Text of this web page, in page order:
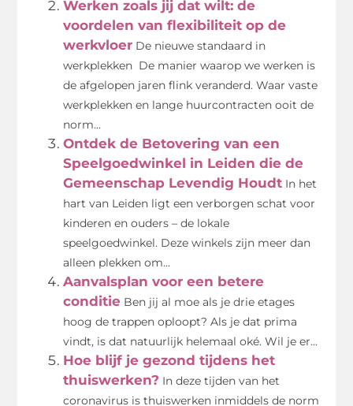
Werken zoals jij dat wilt: de
voordelen van flexibiliteit op de
werkvloer De nieuwe standaard in
werkplekken De manier waarop we werken is
de afgelopen jaren flink veranderd. Waar vaste
werkplekken en lange huurcontracten ooit de
norm...
Ontdek de Betovering van een
Speelgoedwinkel in Leiden die de
Gemeenschap Levendig Houdt In het
hart van Leiden ligt een verborgen schat voor
kinderen en ouders – de lokale
speelgoedwinkel. Deze winkels zijn meer dan
alleen plekken om...
Aanvalsplan voor een betere
conditie Ben jij al moe als je drie etages
hoog de trappen oploopt? Als je dat prima
vindt, is dat natuurlijk helemaal oké. Wil je er...
Hoe blijf je gezond tijdens het
thuiswerken? In deze tijden van het
coronavirus is thuiswerken inmiddels de norm